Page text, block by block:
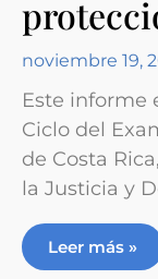
noviembre 19,
Este informe
Ciclo del
de Costa
la Justicia y
Leer más »